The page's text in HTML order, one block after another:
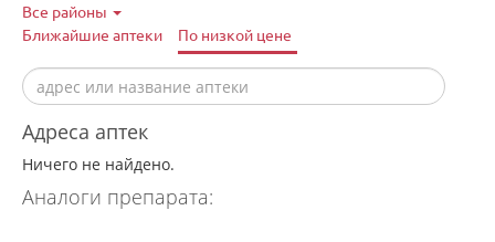
Все районы
Ближайшие аптеки
По низкой цене
Адреса аптек
Ничего не найдено.
Аналоги препарата: